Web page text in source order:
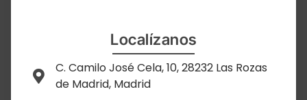
Localízanos
C. Camilo José Cela, 10, 28232 Las Rozas
de Madrid, Madrid